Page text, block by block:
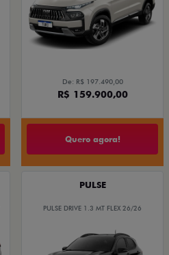
De: R$ 197.490,00
R$ 159.900,00
Quero agora!
PULSE
PULSE DRIVE 1.3 MT FLEX 26/26